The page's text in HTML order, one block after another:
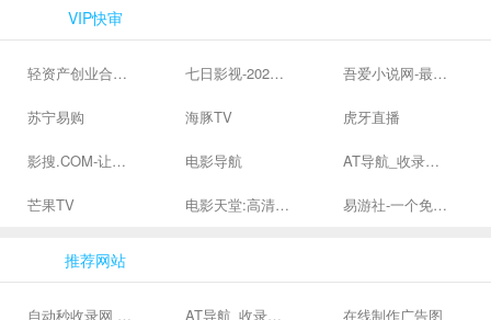
VIP快审
轻资产创业合集、私域引流服务、抖音有效粉丝 七日影视-2024全网高清电影大全-最新最全最好看的电影电视剧网站 - 七日影视 吾爱小说网-最新热门免费小说阅读
苏宁易购 海豚TV 虎牙直播
影搜.COM-让影视搜索变得简单 电影导航 AT导航_收录网_免费收录网站_自动收录网_秒收录
芒果TV 电影天堂:高清电影下载,高品质生活 易游社-一个免费二次元游戏分享社区
推荐网站
自动秒收录网 - 自动秒收录-网站收录-收录网站-网址收录-秒收录 AT导航_收录网_免费收录网站_自动收录网_秒收录 在线制作广告图